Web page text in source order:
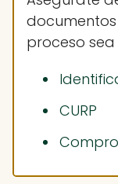
documentos
proceso
CURP